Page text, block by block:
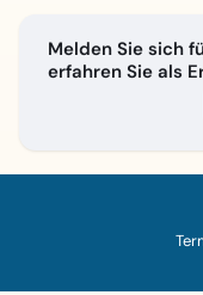
Melden Sie sich
erfahren Sie als